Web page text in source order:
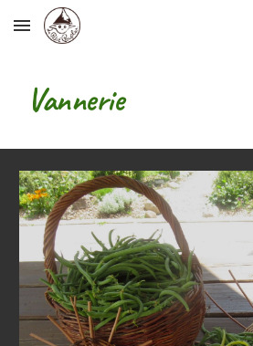
Skip to main content
Vannerie